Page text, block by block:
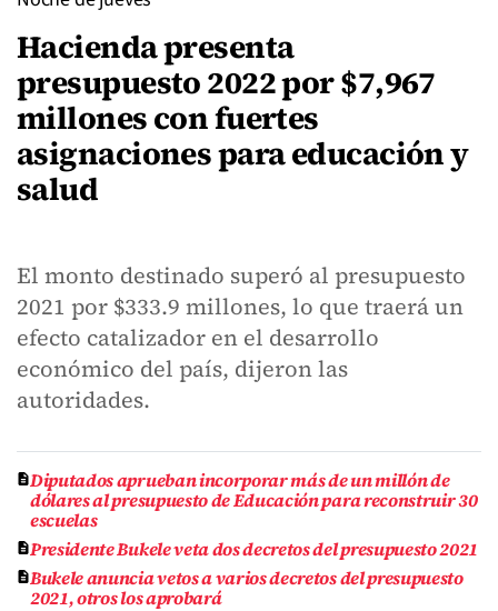
Hacienda presenta
presupuesto 2022 por $7,967
millones con fuertes
asignaciones para educación y
salud
El monto destinado superó al presupuesto
2021 por $333.9 millones, lo que traerá un
efecto catalizador en el desarrollo
económico del país, dijeron las
autoridades.
Diputados aprueban incorporar más de un millón de
dólares al presupuesto de Educación para reconstruir 30
escuelas
Presidente Bukele veta dos decretos del presupuesto 2021
Bukele anuncia vetos a varios decretos del presupuesto
2021, otros los aprobará